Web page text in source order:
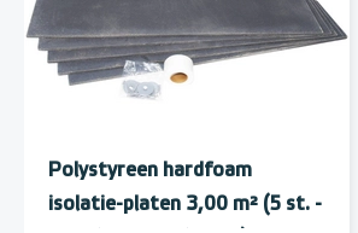
Polystyreen hardfoam
isolatie-platen 3,00 m² (5 st. -